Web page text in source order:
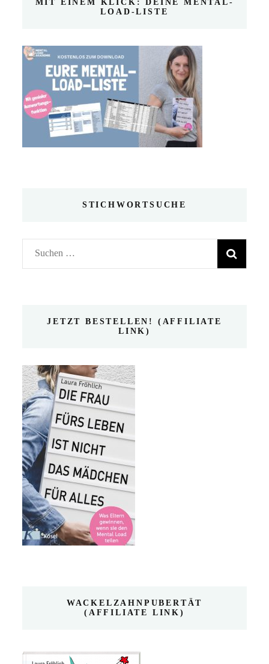
MIT EINEM KLICK: DEINE MENTAL-
LOAD-LISTE
STICHWORTSUCHE
Suchen
nach:
JETZT BESTELLEN! (AFFILIATE
LINK)
WACKELZAHNPUBERTÄT
(AFFILIATE LINK)